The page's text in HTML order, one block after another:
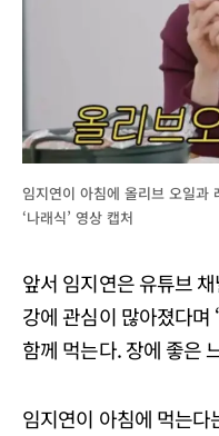
임지연이 아침에 올리브 오일과
‘나래식’ 영상 캡처
앞서 임지연은 유튜브
강에 관심이 많아졌다
함께 먹는다. 장에 좋은
임지연이 아침에 먹는